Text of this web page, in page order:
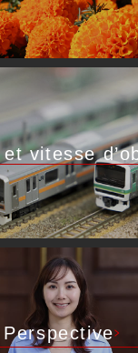
vitesse
Perspective